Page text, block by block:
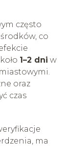
często
co
1–2 dni w
oraz
czas
ma